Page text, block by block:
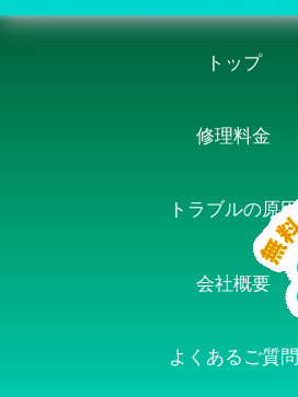
トップ
修理料金
トラブルの原因
会社概要
よくあるご質問